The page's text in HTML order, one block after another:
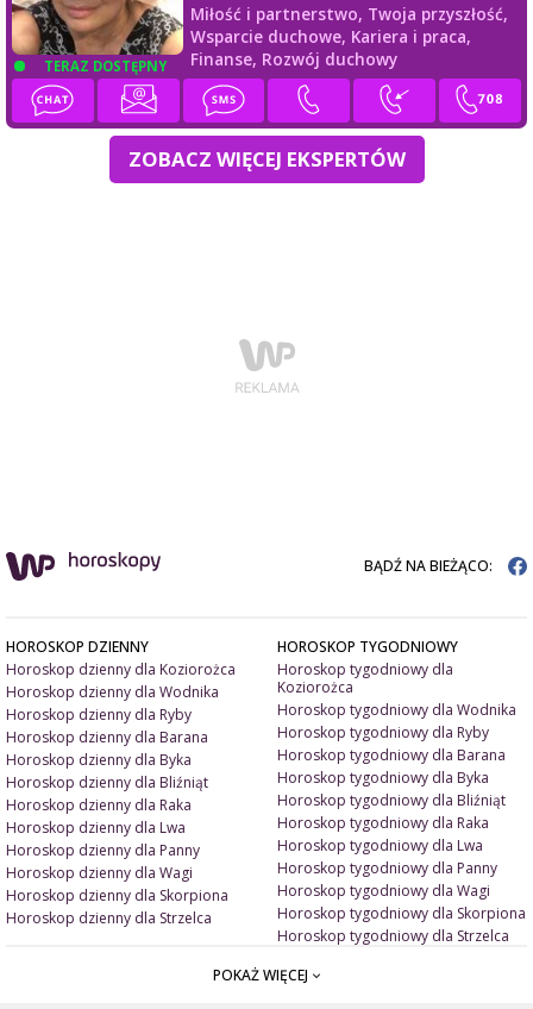
TERAZ DOSTĘPNY
Miłość i partnerstwo, Twoja przyszłość,
Wsparcie duchowe, Kariera i praca,
Finanse, Rozwój duchowy
ZOBACZ WIĘCEJ EKSPERTÓW
BĄDŹ NA BIEŻĄCO:
HOROSKOP DZIENNY
Horoskop dzienny dla Koziorożca
Horoskop dzienny dla Wodnika
Horoskop dzienny dla Ryby
Horoskop dzienny dla Barana
Horoskop dzienny dla Byka
Horoskop dzienny dla Bliźniąt
Horoskop dzienny dla Raka
Horoskop dzienny dla Lwa
Horoskop dzienny dla Panny
Horoskop dzienny dla Wagi
Horoskop dzienny dla Skorpiona
Horoskop dzienny dla Strzelca
HOROSKOP TYGODNIOWY
Horoskop tygodniowy dla
Koziorożca
Horoskop tygodniowy dla Wodnika
Horoskop tygodniowy dla Ryby
Horoskop tygodniowy dla Barana
Horoskop tygodniowy dla Byka
Horoskop tygodniowy dla Bliźniąt
Horoskop tygodniowy dla Raka
Horoskop tygodniowy dla Lwa
Horoskop tygodniowy dla Panny
Horoskop tygodniowy dla Wagi
Horoskop tygodniowy dla Skorpiona
Horoskop tygodniowy dla Strzelca
ZNAK ZODIAKU A
POKAŻ WIĘCEJ